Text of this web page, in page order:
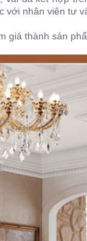
với nhân viên tư
giá thành sản